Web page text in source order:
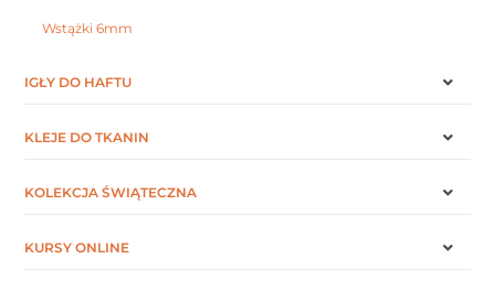
Wstążki 6mm
IGŁY DO HAFTU
KLEJE DO TKANIN
KOLEKCJA ŚWIĄTECZNA
KURSY ONLINE